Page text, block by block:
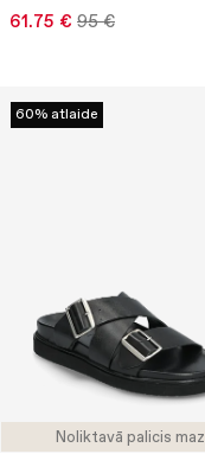
61.75 € 95 €
Noliktavā palicis maz
60% atlaide